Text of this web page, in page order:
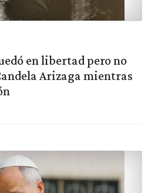
en libertad pero no
Arizaga mientras